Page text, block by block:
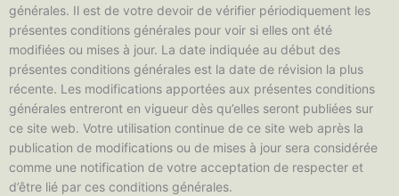
générales. Il est de votre devoir de vérifier périodiquement les
présentes conditions générales pour voir si elles ont été
modifiées ou mises à jour. La date indiquée au début des
présentes conditions générales est la date de révision la plus
récente. Les modifications apportées aux présentes conditions
générales entreront en vigueur dès qu’elles seront publiées sur
ce site web. Votre utilisation continue de ce site web après la
publication de modifications ou de mises à jour sera considérée
comme une notification de votre acceptation de respecter et
d’être lié par ces conditions générales.